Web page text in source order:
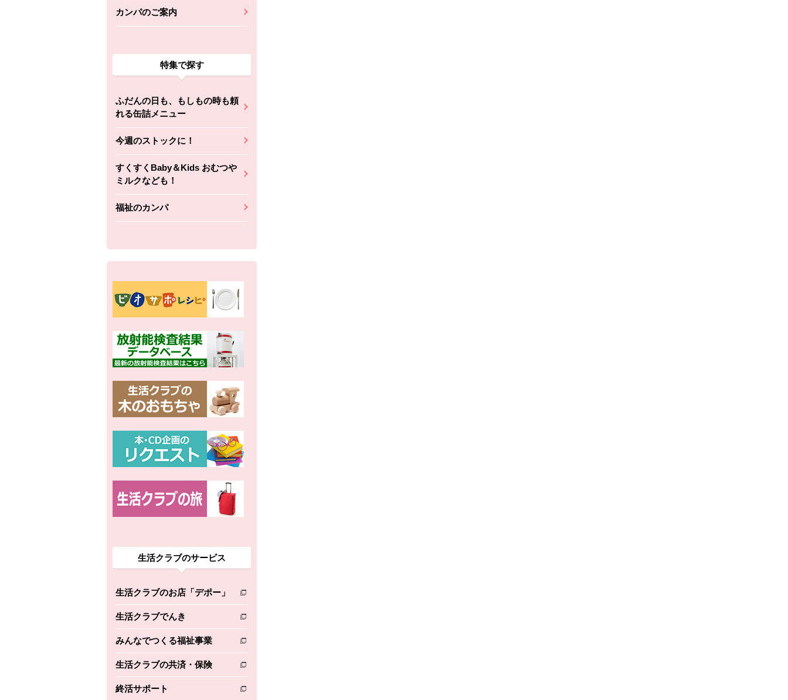
カンパのご案内
特集で探す
ふだんの日も、もしもの時も頼
れる缶詰メニュー
今週のストックに！
すくすくBaby＆Kids おむつや
ミルクなども！
福祉のカンパ
生活クラブのサービス
生活クラブのお店「デポー」
別のウィンドウで開きます。
生活クラブでんき
別のウィンドウで開きます。
みんなでつくる福祉事業
別のウィンドウで開きます。
生活クラブの共済・保険
別のウィンドウで開きます。
終活サポート
別のウィンドウで開きます。